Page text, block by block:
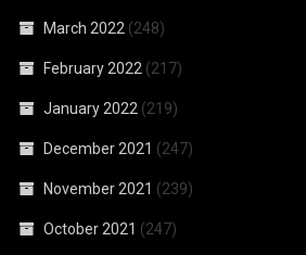
March 2022 (248)
February 2022 (217)
January 2022 (219)
December 2021 (247)
November 2021 (239)
October 2021 (247)